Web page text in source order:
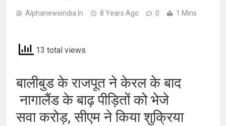
Alphanewsindia.in 8 Years Ago 0 1 Mins
13 total views
बालीबुड के राजपूत ने केरल के बाद
नागालैंड के बाढ़ पीड़ितों को भेजे
सवा करोड़, सीएम ने किया शुक्रिया